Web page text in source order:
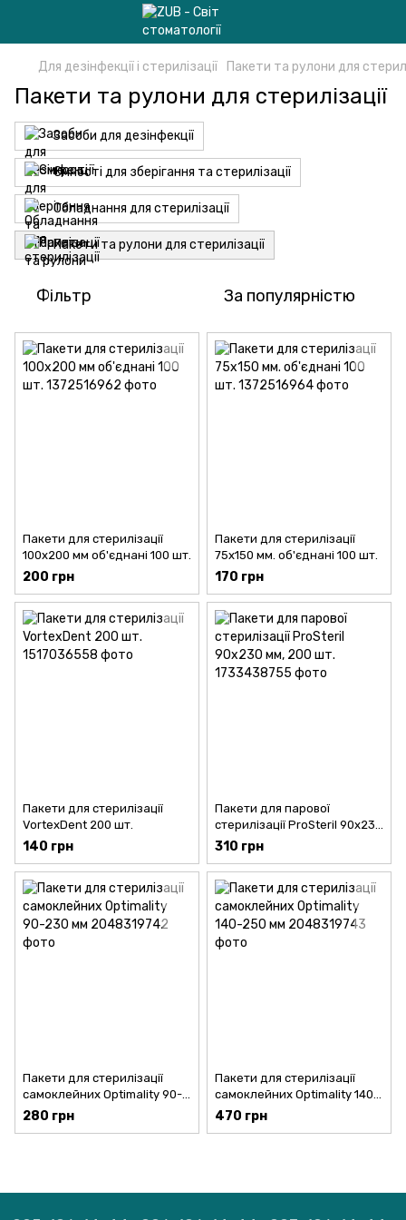
Для дезінфекції і стерилізації Пакети та рулони для
Пакети та рулони для стерилізації
Засоби для дезінфекції
Ємності для зберігання та стерилізації
Обладнання для стерилізації
Пакети та рулони для стерилізації
Фільтр За популярністю
Пакети для стерилізації
100х200 мм об'єднані 100 шт.
200 грн
Пакети для стерилізації
75х150 мм. об'єднані 100 шт.
170 грн
Пакети для стерилізації
VortexDent 200 шт.
140 грн
Пакети для парової
стерилізації ProSteril 90x230
мм, 200 шт.
310 грн
Пакети для стерилізації
самоклейних Optimality 90-
230 мм
280 грн
Пакети для стерилізації
самоклейних Optimality 140-
250 мм
470 грн